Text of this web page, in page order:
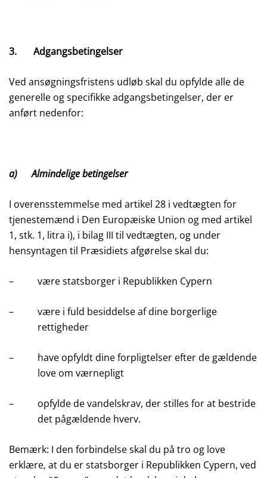
3. Adgangsbetingelser
Ved ansøgningsfristens udløb skal du opfylde alle de
generelle og specifikke adgangsbetingelser, der er
anført nedenfor:
a) Almindelige betingelser
I overensstemmelse med artikel 28 i vedtægten for
tjenestemænd i Den Europæiske Union og med artikel
1, stk. 1, litra i), i bilag III til vedtægten, og under
hensyntagen til Præsidiets afgørelse skal du:
– være statsborger i Republikken Cypern
– være i fuld besiddelse af dine borgerlige
rettigheder
– have opfyldt dine forpligtelser efter de gældende
love om værnepligt
– opfylde de vandelskrav, der stilles for at bestride
det pågældende hverv.
Bemærk: I den forbindelse skal du på tro og love
erklære, at du er statsborger i Republikken Cypern, ved